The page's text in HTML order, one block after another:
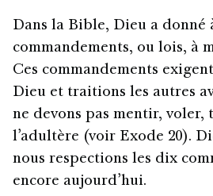
Dans la Bible, Dieu a donné
commandements, ou lois, à
Ces commandements
Dieu et traitions les autres
ne devons pas mentir, voler,
l’adultère (voir Exode 20).
nous respections les dix
encore aujourd’hui.